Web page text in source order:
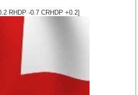
RHDP -0.7 CRHDP +0.2]